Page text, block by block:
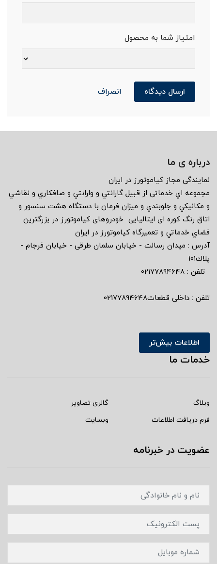
امتیاز شما به محصول
ارسال دیدگاه انصراف
درباره ی ما
نمايندگى مجاز كياموتورز در ايران
مجموعه اي خدماتى از قبيل گارانتي و وارانتي و صافكاري و نقاشي
و مكانيكي و جلوبندي و ميزان فرمان با دستگاه هشت سنسور و
اتاق رنگ كوره اى ايتاليايى خودروهاى كياموتورز در بزرگترين
فضاي خدماتي و تعميرگاه كياموتورز در ايران
آدرس : ميدان رسالت - خيابان سلمان طرقى - خيابان فرجام -
پلاك١٠١
تلفن : ٠٢١٧٧٨٩٤٦٤٨
تلفن : داخلی قطعات02177894648
اطلاعات بیش‌تر
خدمات ما
وبلاگ
گالری تصاویر
فرم دریافت اطلاعات
وبسایت
عضویت در خبرنامه